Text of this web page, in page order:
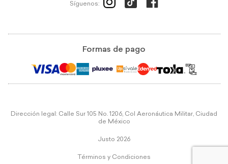
Síguenos:
Formas de pago
Dirección legal: Calle Sur 105 No. 1206, Col Aeronáutica Militar, Ciudad
de México
Justo 2026
Términos y Condiciones